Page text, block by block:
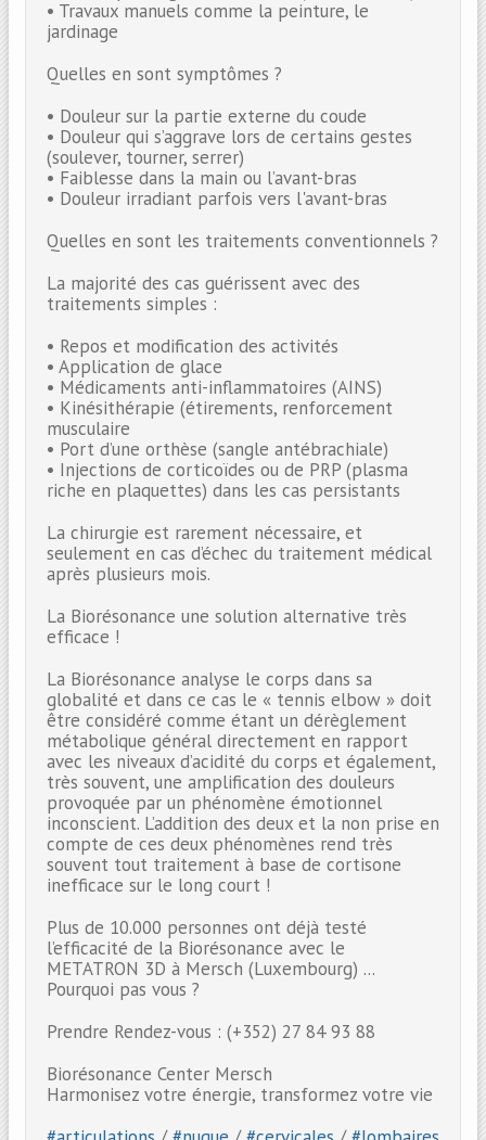
• Travaux manuels comme la peinture, le
jardinage
Quelles en sont symptômes ?
• Douleur sur la partie externe du coude
• Douleur qui s’aggrave lors de certains gestes
(soulever, tourner, serrer)
• Faiblesse dans la main ou l’avant-bras
• Douleur irradiant parfois vers l'avant-bras
Quelles en sont les traitements conventionnels ?
La majorité des cas guérissent avec des
traitements simples :
• Repos et modification des activités
• Application de glace
• Médicaments anti-inflammatoires (AINS)
• Kinésithérapie (étirements, renforcement
musculaire
• Port d’une orthèse (sangle antébrachiale)
• Injections de corticoïdes ou de PRP (plasma
riche en plaquettes) dans les cas persistants
La chirurgie est rarement nécessaire, et
seulement en cas d’échec du traitement médical
après plusieurs mois.
La Biorésonance une solution alternative très
efficace !
La Biorésonance analyse le corps dans sa
globalité et dans ce cas le « tennis elbow » doit
être considéré comme étant un dérèglement
métabolique général directement en rapport
avec les niveaux d’acidité du corps et également,
très souvent, une amplification des douleurs
provoquée par un phénomène émotionnel
inconscient. L’addition des deux et la non prise en
compte de ces deux phénomènes rend très
souvent tout traitement à base de cortisone
inefficace sur le long court !
Plus de 10.000 personnes ont déjà testé
l’efficacité de la Biorésonance avec le
METATRON 3D à Mersch (Luxembourg) ...
Pourquoi pas vous ?
Prendre Rendez-vous : (+352) 27 84 93 88
Biorésonance Center Mersch
Harmonisez votre énergie, transformez votre vie